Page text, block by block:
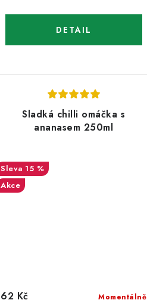
Sladká chilli omáčka s
ananasem 250ml
15 %
Akce
Momentálně
62 Kč